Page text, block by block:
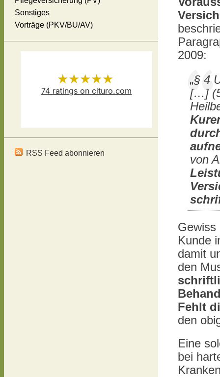
2009:
„§ 4
[…]
von
Gewiss
Kunde
damit
den
Fehlt
den
Eine
bei
Sonstiges
Vorträge (PKV/BU/AV)
Schösserhas
★★★★★
74 ratings on cituro.com
RSS Feed abonnieren